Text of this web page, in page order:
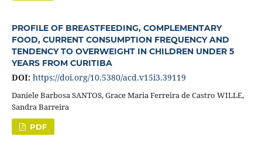
PROFILE OF BREASTFEEDING, COMPLEMENTARY
FOOD, CURRENT CONSUMPTION FREQUENCY AND
TENDENCY TO OVERWEIGHT IN CHILDREN UNDER 5
YEARS FROM CURITIBA
DOI: https://doi.org/10.5380/acd.v15i3.39119
Daniele Barbosa SANTOS, Grace Maria Ferreira de Castro WILLE,
Sandra Barreira
PDF